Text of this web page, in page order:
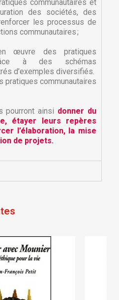
d'envies ×
×
Créer une liste d'envies
×
communautaires et
des sociétés, des
les processus de
communautaires ;
œuvre des pratiques
à des schémas
d’exemples diversifiés.
pratiques communautaires
pourront ainsi donner du
étayer leurs repères
l’élaboration, la mise
de projets.